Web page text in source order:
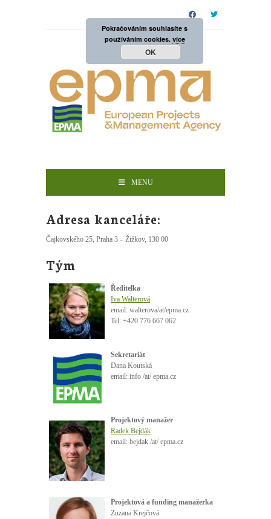
MENU
Adresa kanceláře:
Čajkovského 25, Praha 3 – Žižkov, 130 00
Tým
Ředitelka
Iva Walterová
email: walterova/at/epma.cz
Tel: +420 776 667 062
Sekretariát
Dana Koutská
email: info /at/ epma.cz
Projektový manažer
Radek Bejdák
email: bejdak /at/ epma.cz
Projektová a funding manažerka
Zuzana Krejčová
Pokračováním souhlasíte s
používáním cookies. více
OK